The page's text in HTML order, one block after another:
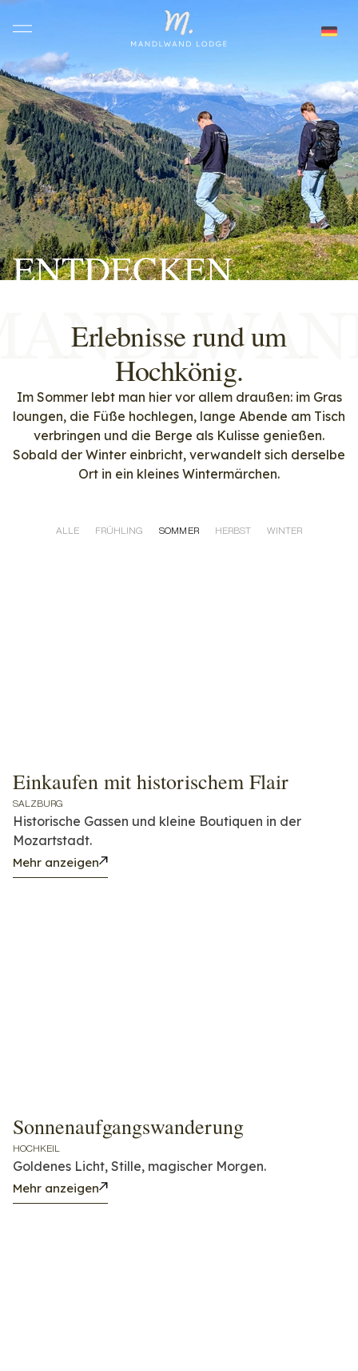
ENTDECKEN
Erlebnisse rund um
Hochkönig.
Im Sommer lebt man hier vor allem draußen: im Gras
loungen, die Füße hochlegen, lange Abende am Tisch
verbringen und die Berge als Kulisse genießen.
Sobald der Winter einbricht, verwandelt sich derselbe
Ort in ein kleines Wintermärchen.
ALLE FRÜHLING SOMMER HERBST WINTER
Einkaufen mit historischem Flair
SALZBURG
Historische Gassen und kleine Boutiquen in der
Mozartstadt.
Mehr anzeigen
Sonnenaufgangswanderung
HOCHKEIL
Goldenes Licht, Stille, magischer Morgen.
Mehr anzeigen